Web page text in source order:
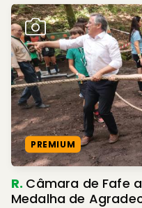
PREMIUM
R. Câmara de Fafe
Medalha de